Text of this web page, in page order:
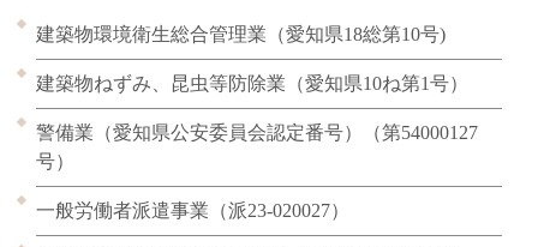
建築物環境衛生総合管理業（愛知県18総第10号)
建築物ねずみ、昆虫等防除業（愛知県10ね第1号）
警備業（愛知県公安委員会認定番号）（第54000127
号）
一般労働者派遣事業（派23-020027）